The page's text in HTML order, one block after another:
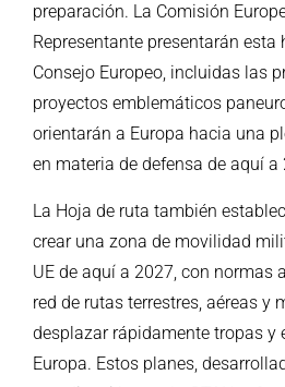
preparación. La Comisión
Representante presentarán esta
Consejo Europeo, incluidas las
proyectos emblemáticos
orientarán a Europa hacia una
en materia de defensa de aquí a
La Hoja de ruta también
crear una zona de movilidad
UE de aquí a 2027, con normas
red de rutas terrestres, aéreas y
desplazar rápidamente tropas y
Europa. Estos planes,